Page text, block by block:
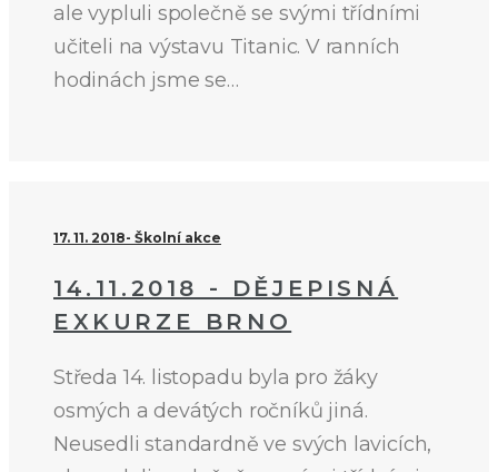
ale vypluli společně se svými třídními
učiteli na výstavu Titanic. V ranních
hodinách jsme se…
17. 11. 2018 Školní akce
14.11.2018 - DĚJEPISNÁ
EXKURZE BRNO
Středa 14. listopadu byla pro žáky
osmých a devátých ročníků jiná.
Neusedli standardně ve svých lavicích,